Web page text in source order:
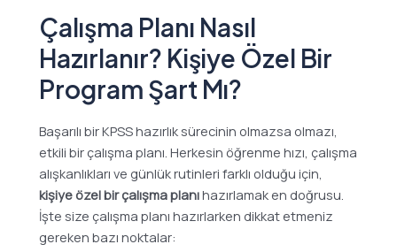
Çalışma Planı Nasıl
Hazırlanır? Kişiye Özel Bir
Program Şart Mı?
Başarılı bir KPSS hazırlık sürecinin olmazsa olmazı,
etkili bir çalışma planı. Herkesin öğrenme hızı, çalışma
alışkanlıkları ve günlük rutinleri farklı olduğu için,
kişiye özel bir çalışma planıhazırlamak en doğrusu.
İşte size çalışma planı hazırlarken dikkat etmeniz
gereken bazı noktalar: